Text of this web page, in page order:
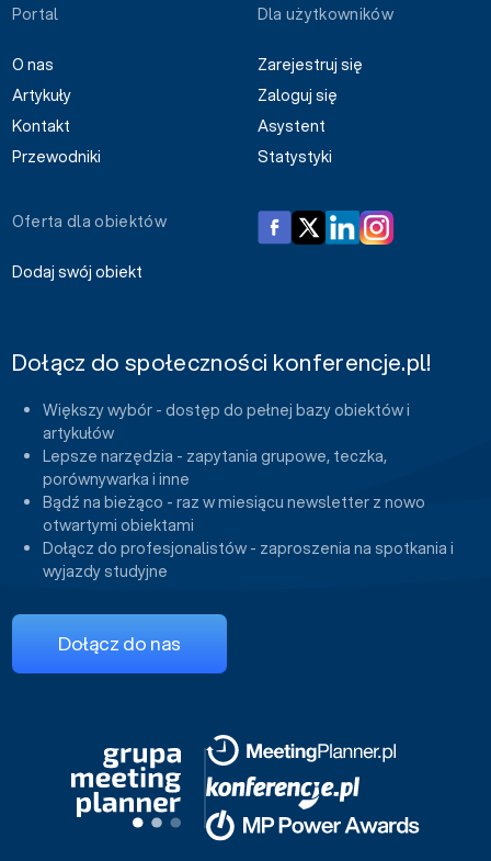
Portal
O nas
Artykuły
Kontakt
Przewodniki
Dla użytkowników
Zarejestruj się
Zaloguj się
Asystent
Statystyki
Oferta dla obiektów
Dodaj swój obiekt
Dołącz do społeczności konferencje.pl!
Większy wybór - dostęp do pełnej bazy obiektów i
artykułów
Lepsze narzędzia - zapytania grupowe, teczka,
porównywarka i inne
Bądź na bieżąco - raz w miesiącu newsletter z nowo
otwartymi obiektami
Dołącz do profesjonalistów - zaproszenia na spotkania i
wyjazdy studyjne
Dołącz do nas